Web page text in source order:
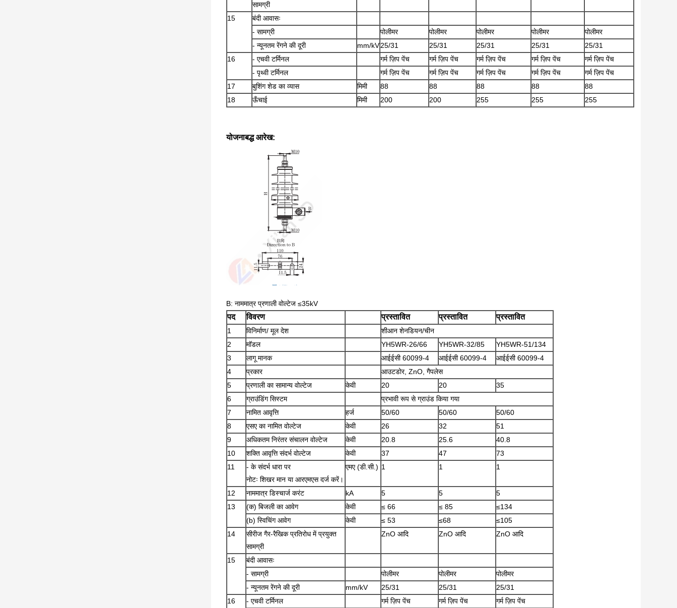
सामग्री
15
बंदी आवासः
- सामग्री
पोलीमर पोलीमर पोलीमर पोलीमर
पोलीमर
- न्यूनतम रेंगने की दूरी
mm/kV25/31 25/31 25/31 25/31
25/31
16
- एचवी टर्मिनल गर्म ज़िप पेंच गर्म ज़िप पेंच गर्म ज़िप पेंच गर्म ज़िप पेंच
गर्म ज़िप पेंच
- पृथ्वी टर्मिनल
गर्म ज़िप पेंच गर्म ज़िप पेंच गर्म ज़िप पेंच गर्म ज़िप पेंच
गर्म ज़िप पेंच
17
बुशिंग शेड का व्यास मिमी 88 88 88 88
88
18
ऊँचाई मिमी 200 200 255 255 255
योजनाबद्ध आरेख:
B: नाममात्र प्रणाली वोल्टेज ≤35kV
पद विवरण प्रस्तावित प्रस्तावित प्रस्तावित
1 विनिर्माण/ मूल देश
शीआन शेनडियन/चीन
2
मॉडल YH5WR-26/66 YH5WR-32/85
YH5WR-51/134
3
लागू मानक आईईसी 60099-4 आईईसी 60099-4
आईईसी 60099-4
4
प्रकार
आउटडोर, ZnO, गैपलेस
5
प्रणाली का सामान्य वोल्टेज केवी 20 20
35
6
ग्राउंडिंग सिस्टम
प्रभावी रूप से ग्राउंड किया गया
7
नामित आवृत्ति हर्ज 50/60 50/60
50/60
8
एसए का नामित वोल्टेज केवी 26 32
51
9
अधिकतम निरंतर संचालन वोल्टेज केवी 20.8 25.6
40.8
10
शक्ति आवृत्ति संदर्भ वोल्टेज केवी 37 47
73
11
- के संदर्भ धारा पर
नोटः शिखर मान या आरएमएस दर्ज करें।
एमए (डी.सी.) 1 1 1
12 नाममात्र डिस्चार्ज करंट kA 5 5
5
13
(क) बिजली का आवेग केवी ≤ 66 ≤ 85
≤134
(b) स्विचिंग आवेग
केवी ≤ 53 ≤68
≤105
14
सीरीज गैर-रैखिक प्रतिरोध में प्रयुक्त
सामग्री
ZnO आदि ZnO आदि ZnO आदि
15
बंदी आवासः
- सामग्री
पोलीमर पोलीमर
पोलीमर
- न्यूनतम रेंगने की दूरी
mm/kV 25/31 25/31
25/31
16
- एचवी टर्मिनल गर्म ज़िप पेंच गर्म ज़िप पेंच गर्म ज़िप पेंच